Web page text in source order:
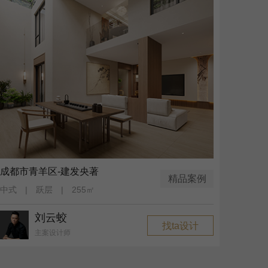
精品案例
成都市青羊区-建发央著
中式 | 跃层 | 255㎡
刘云蛟
主案设计师
找ta设计